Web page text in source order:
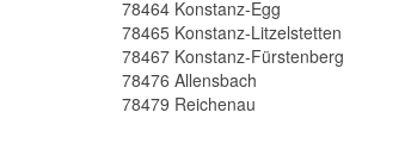
78464 Konstanz-Egg
78465 Konstanz-Litzelstetten
78467 Konstanz-Fürstenberg
78476 Allensbach
78479 Reichenau